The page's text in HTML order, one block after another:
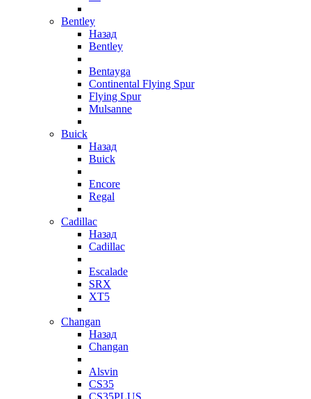
Bentley
Назад
Bentley
Bentayga
Continental Flying Spur
Flying Spur
Mulsanne
Buick
Назад
Buick
Encore
Regal
Cadillac
Назад
Cadillac
Escalade
SRX
XT5
Changan
Назад
Changan
Alsvin
CS35
CS35PLUS